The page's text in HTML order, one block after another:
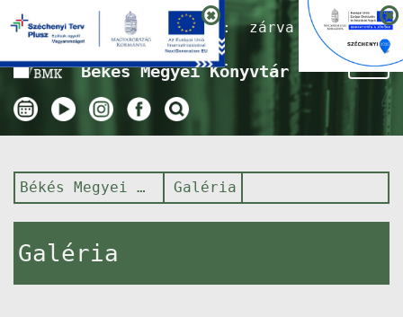
Nyitvatartás ma:zárva
Békés Megyei Könyvtár
Békés Megyei Könyvtár Galéria
Galéria